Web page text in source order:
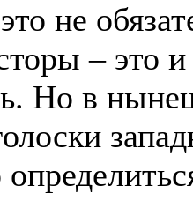
не
– это и
Но в